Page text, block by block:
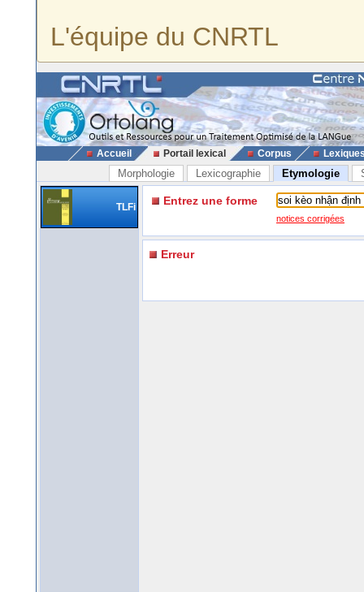
L'équipe du CNRTL
Accueil Portail lexical Corpus
Morphologie Lexicographie Etymologie
TLFi Entrez une forme
notices corrigées
Erreur